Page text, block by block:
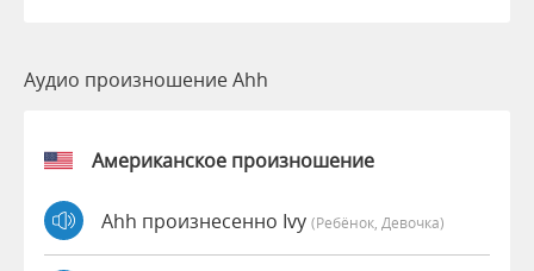
Аудио произношение Ahh
Американское произношение
Ahh произнесенно Ivy (Ребёнок, Девочка)